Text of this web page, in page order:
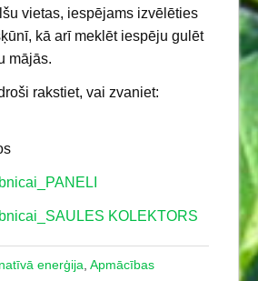
vietas, iespējams izvēlēties
kā arī meklēt iespēju gulēt
mājās.
rakstiet, vai zvaniet:
KOLEKTORS
enerģija, Apmācības